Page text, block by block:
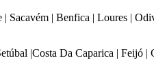
Sacavém | Benfica | Loures |
|Costa Da Caparica |